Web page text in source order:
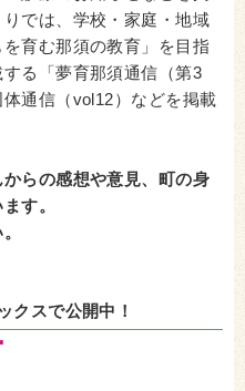
では、学校・家庭・地域
育む那須の教育」を目指
る「夢育那須通信（第3
通信（vol12）などを掲載
からの感想や意見、町の身
す。
クスで公開中！